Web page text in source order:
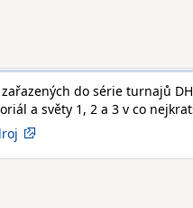
do série turnajů
a světy 1, 2 a 3 v co